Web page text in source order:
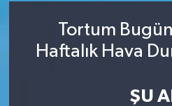
Tortum
Haftalık Hava
ŞU
KÜLTÜR-SANAT
Genel
Tüm Manşetler
Son Dakika Haberleri